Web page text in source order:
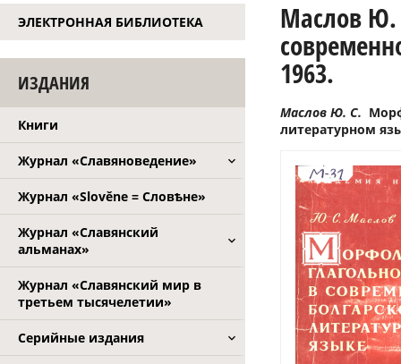
ЭЛЕКТРОННАЯ БИБЛИОТЕКА
ИЗДАНИЯ
Книги
Журнал «Славяноведение»
Журнал «Slověne = Словѣне»
Журнал «Славянский
альманах»
Журнал «Славянский мир в
третьем тысячелетии»
Серийные издания
Маслов Ю.
1963.
Маслов Ю. С.
литературном